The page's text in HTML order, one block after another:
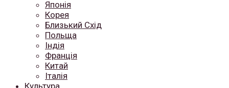
Японія
Корея
Близький Схід
Польща
Індія
Франція
Китай
Італія
Культура